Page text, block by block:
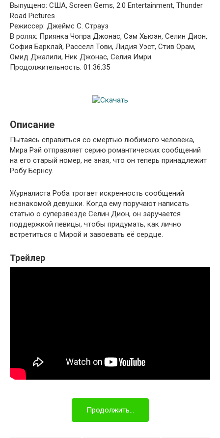
Выпущено: США, Screen Gems, 2.0 Entertainment, Thunder
Road Pictures
Режиссер: Джеймс С. Страуз
В ролях: Приянка Чопра Джонас, Сэм Хьюэн, Селин Дион,
София Барклай, Расселл Тови, Лидия Уэст, Стив Орам,
Омид Джалили, Ник Джонас, Селия Имри
Продолжительность: 01:36:35
Описание
Пытаясь справиться со смертью любимого человека,
Мира Рэй отправляет серию романтических сообщений
на его старый номер, не зная, что он теперь принадлежит
Робу Бернсу.
Журналиста Роба трогает искренность сообщений
незнакомой девушки. Когда ему поручают написать
статью о суперзвезде Селин Дион, он заручается
поддержкой певицы, чтобы придумать, как лично
встретиться с Мирой и завоевать её сердце.
Трейлер
Продолжить...